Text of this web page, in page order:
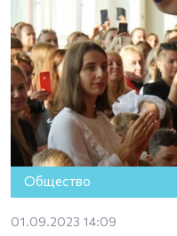
Общество
01.09.2023 14:09